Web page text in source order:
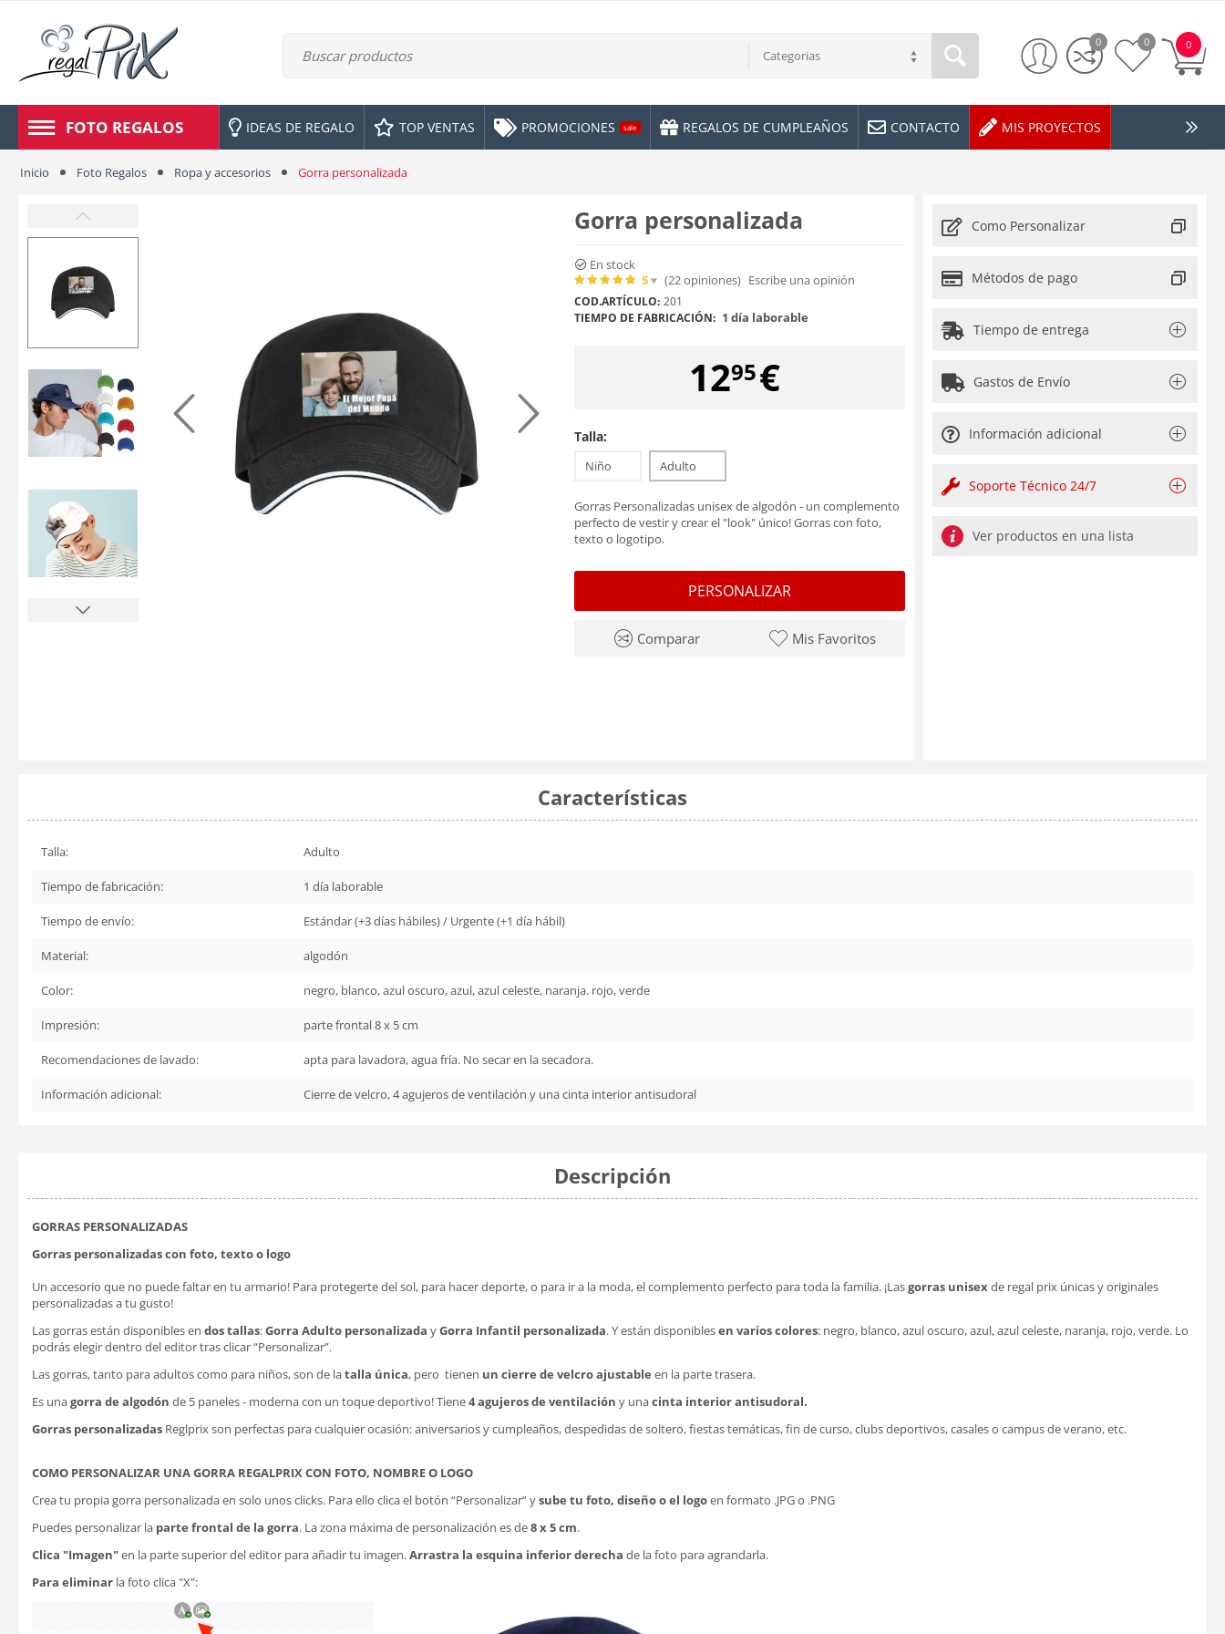
Categorias
0
0 0
FOTO REGALOS IDEAS DE REGALO TOP VENTAS PROMOCIONES sale REGALOS DE CUMPLEAÑOS CONTACTO MIS PROYECTOS
Inicio Foto Regalos Ropa y accesorios Gorra personalizada
Gorra personalizada
En stock
5
(22opiniones) Escribe una opinión
COD.ARTÍCULO: 201
TIEMPO DE FABRICACIÓN: 1 día laborable
1295€
Talla:
Niño Adulto
Gorras Personalizadas unisex de algodón - un complemento
perfecto de vestir y crear el "look" único! Gorras con foto,
texto o logotipo.
PERSONALIZAR
Comparar Mis Favoritos
Como Personalizar
Métodos de pago
Tiempo de entrega
Gastos de Envío
Información adicional
Soporte Técnico 24/7
Ver productos en una lista
Características
Talla: Adulto
Tiempo de fabricación: 1 día laborable
Tiempo de envío: Estándar (+3 días hábiles) / Urgente (+1 día hábil)
Material: algodón
Color: negro, blanco, azul oscuro, azul, azul celeste, naranja. rojo, verde
Impresión: parte frontal 8 x 5 cm
Recomendaciones de lavado: apta para lavadora, agua fría. No secar en la secadora.
Información adicional: Cierre de velcro, 4 agujeros de ventilación y una cinta interior antisudoral
Descripción
GORRAS PERSONALIZADAS
Gorras personalizadas con foto, texto o logo
Un accesorio que no puede faltar en tu armario! Para protegerte del sol, para hacer deporte, o para ir a la moda, el complemento perfecto para toda la familia. ¡Lasgorras unisexde regal prix únicas y originales
personalizadas a tu gusto!
Las gorras están disponibles en dos tallas:Gorra Adulto personalizada yGorra Infantil personalizada. Y están disponiblesen varios colores: negro, blanco, azul oscuro, azul, azul celeste, naranja, rojo, verde. Lo
podrás elegir dentro del editor tras clicar “Personalizar”.
Las gorras, tanto para adultos como para niños, son de latalla única, pero tienen un cierre de velcro ajustable en la parte trasera.
Es unagorra de algodón de 5 paneles - moderna con un toque deportivo! Tiene4 agujeros de ventilación y unacinta interior antisudoral.
Gorras personalizadas Reglprix son perfectas para cualquier ocasión: aniversarios y cumpleaños, despedidas de soltero, fiestas temáticas, fin de curso, clubs deportivos, casales o campus de verano, etc.
COMO PERSONALIZAR UNA GORRA REGALPRIX CON FOTO, NOMBRE O LOGO
Crea tu propia gorra personalizada en solo unos clicks. Para ello clica el botón “Personalizar” ysube tu foto, diseño o el logoen formato .JPG o .PNG
Puedes personalizar la parte frontal de la gorra. La zona máxima de personalización es de8 x 5 cm.
Clica "Imagen"en la parte superior del editor para añadir tu imagen.Arrastra la esquina inferior derecha de la foto para agrandarla.
Para eliminar la foto clica "X":